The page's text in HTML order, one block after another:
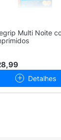
Multi Noite
Detalhes